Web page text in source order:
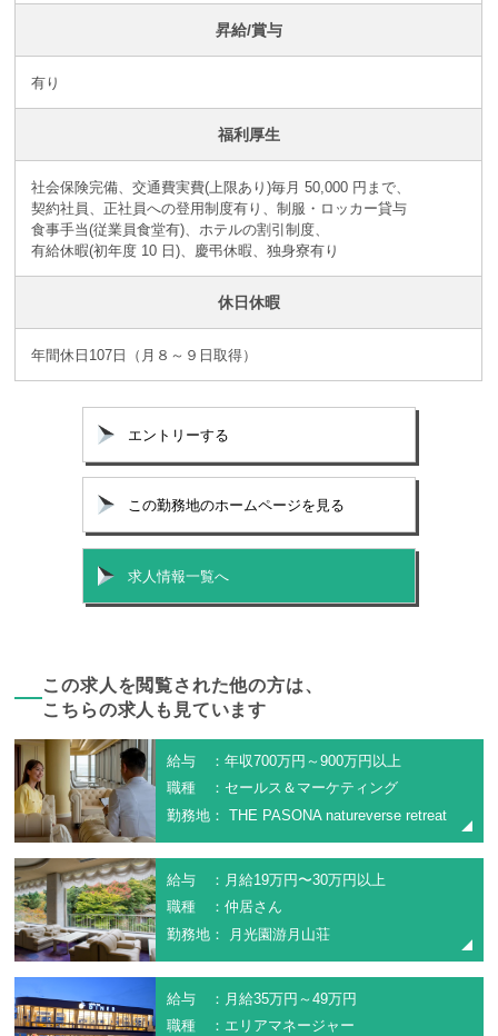
昇給/賞与
有り
福利厚生
社会保険完備、交通費実費(上限あり)毎月 50,000 円まで、
契約社員、正社員への登用制度有り、制服・ロッカー貸与
食事手当(従業員食堂有)、ホテルの割引制度、
有給休暇(初年度 10 日)、慶弔休暇、独身寮有り
休日休暇
年間休日107日（月８～９日取得）
エントリーする
この勤務地のホームページを見る
求人情報一覧へ
この求人を閲覧された他の方は、
こちらの求人も見ています
給与 ：年収700万円～900万円以上
職種 ：セールス＆マーケティング
勤務地： THE PASONA natureverse retreat
給与 ：月給19万円〜30万円以上
職種 ：仲居さん
勤務地： 月光園游月山荘
給与 ：月給35万円～49万円
職種 ：エリアマネージャー